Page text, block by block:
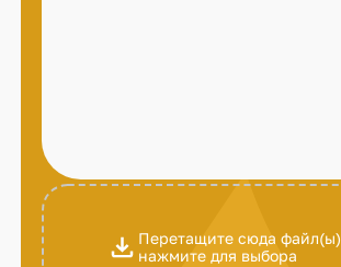
Перетащите сюда
нажмите для выбора